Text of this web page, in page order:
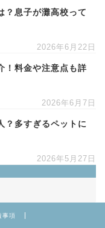
？息子が灘高校って
2026年6月22日
！料金や注意点も詳
2026年6月7日
？多すぎるペットに
2026年5月27日
事項